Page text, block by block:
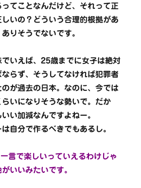
てことなんだけど、それって正
しいの？どういう合理的根拠があ
りそうでないです。
でいえば、25歳までに女子は絶対
らず、そうしてなければ犯罪者
が過去の日本。なのに、今では
いになりそうな勢いで。だか
い加減なんですよねー。
自分で作るべきでもあるし。
言で楽しいっていえるわけじゃ
いいみたいです。